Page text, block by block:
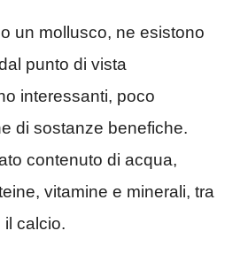
un mollusco, ne esistono
punto di vista
interessanti, poco
di sostanze benefiche.
contenuto di acqua,
vitamine e minerali, tra
il calcio.